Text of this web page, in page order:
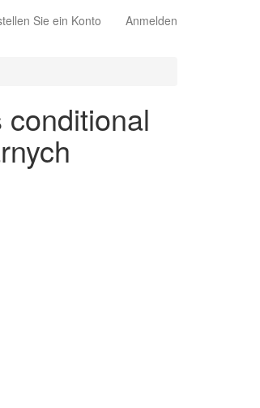
Sie ein Konto Anmelden